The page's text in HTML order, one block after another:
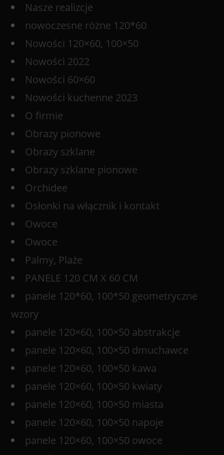
Nasze realizcje
nowoczesne różne 120*60
Nowości 120×60, 100×50
Nowości 2022
Nowości 60×60
Nowości kuchenne 2023
O firmie
Obrazy pionowe
Obrazy szklane
Obrazy szklane pionowe
Orchidee
Osłonki na włącznik i kontakt
Owoce
Owoce
Palmy, Plaże
PANELE 120 CM X 60 CM
panele 120*60, 100*50 geometryczne
wzory
panele 120×60, 100×50 abstrakcje
panele 120×60, 100×50 dmuchawce
panele 120×60, 100×50 kawa
panele 120×60, 100×50 kwiaty
panele 120×60, 100×50 miasta
panele 120×60, 100×50 napoje
panele 120×60, 100×50 owoce